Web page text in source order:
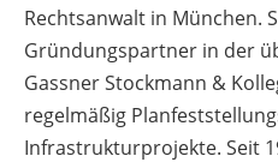
Rechtsanwalt in München.
Gründungspartner in der
Gassner Stockmann &
regelmäßig
Infrastrukturprojekte. Seit